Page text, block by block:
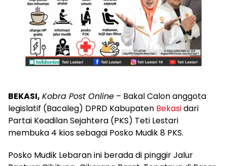
BEKASI, Kobra Post Online – Bakal Calon anggota
legislatif (Bacaleg) DPRD Kabupaten Bekasidari
Partai Keadilan Sejahtera (PKS) Teti Lestari
membuka 4 kios sebagai Posko Mudik 8 PKS.
Posko Mudik Lebaran ini berada di pinggir Jalur